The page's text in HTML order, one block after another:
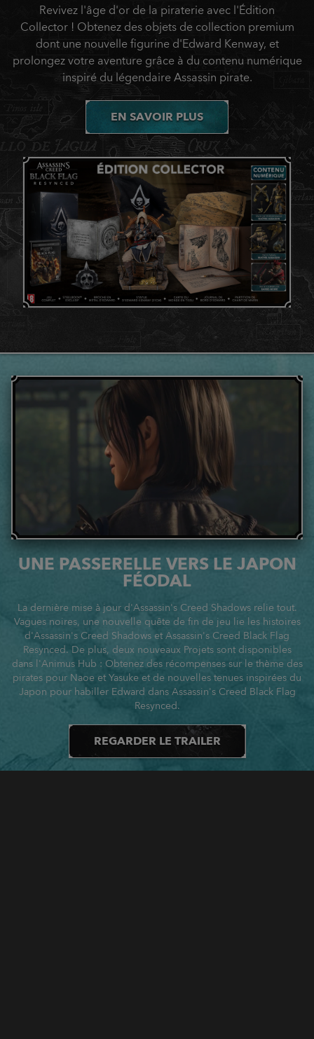
Revivez l'âge d'or de la piraterie avec l'Édition
Collector ! Obtenez des objets de collection premium
dont une nouvelle figurine d'Edward Kenway, et
prolongez votre aventure grâce à du contenu numérique
inspiré du légendaire Assassin pirate.
EN SAVOIR PLUS
UNE PASSERELLE VERS LE JAPON
FÉODAL
La dernière mise à jour d'Assassin's Creed Shadows relie tout.
Vagues noires, une nouvelle quête de fin de jeu lie les histoires
d'Assassin's Creed Shadows et Assassin's Creed Black Flag
Resynced. De plus, deux nouveaux Projets sont disponibles
dans l'Animus Hub : Obtenez des récompenses sur le thème des
pirates pour Naoe et Yasuke et de nouvelles tenues inspirées du
Japon pour habiller Edward dans Assassin's Creed Black Flag
Resynced.
REGARDER LE TRAILER